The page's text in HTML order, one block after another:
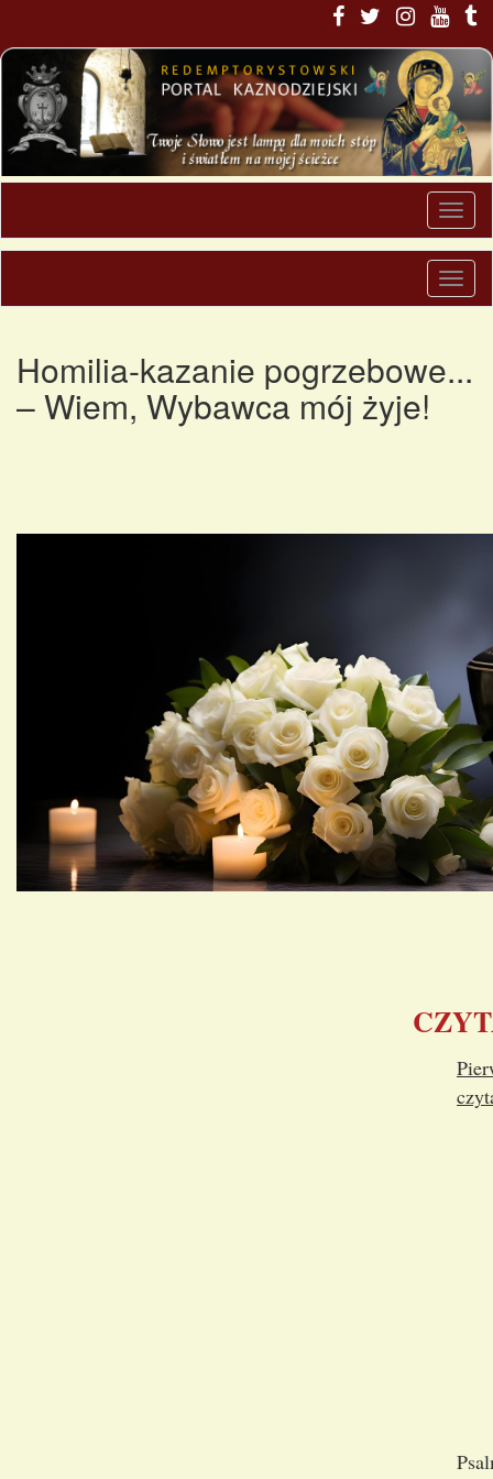
Homilia-kazanie pogrzebowe...
– Wiem, Wybawca mój żyje!